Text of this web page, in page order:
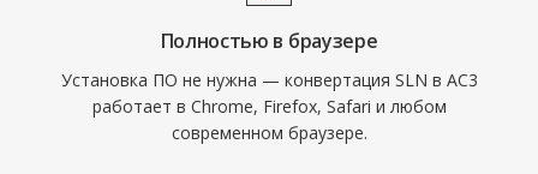
Полностью в браузере
Установка ПО не нужна — конвертация SLN в AC3
работает в Chrome, Firefox, Safari и любом
современном браузере.